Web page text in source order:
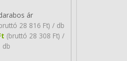
ár
28 816 Ft) / db
(bruttó 28 308 Ft) /
db